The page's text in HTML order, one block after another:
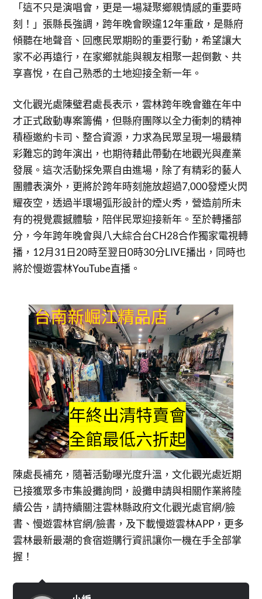
「這不只是演唱會，更是一場凝聚鄉親情感的重要時
刻！」張縣長強調，跨年晚會睽違12年重啟，是縣府
傾聽在地聲音、回應民眾期盼的重要行動，希望讓大
家不必再遠行，在家鄉就能與親友相聚一起倒數、共
享喜悅，在自己熟悉的土地迎接全新一年。
文化觀光處陳璧君處長表示，雲林跨年晚會雖在年中
才正式啟動專案籌備，但縣府團隊以全力衝刺的精神
積極邀約卡司、整合資源，力求為民眾呈現一場最精
彩難忘的跨年演出，也期待藉此帶動在地觀光與產業
發展。這次活動採免票自由進場，除了有精彩的藝人
團體表演外，更將於跨年時刻施放超過7,000發煙火閃
耀夜空，透過半環場弧形設計的煙火秀，營造前所未
有的視覺震撼體驗，陪伴民眾迎接新年。至於轉播部
分，今年跨年晚會與八大綜合台CH28合作獨家電視轉
播，12月31日20時至翌日0時30分LIVE播出，同時也
將於慢遊雲林YouTube直播。
陳處長補充，隨著活動曝光度升溫，文化觀光處近期
已接獲眾多市集設攤詢問，設攤申請與相關作業將陸
續公告，請持續關注雲林縣政府文化觀光處官網/臉
書、慢遊雲林官網/臉書，及下載慢遊雲林APP，更多
雲林最新最潮的食宿遊購行資訊讓你一機在手全部掌
握！